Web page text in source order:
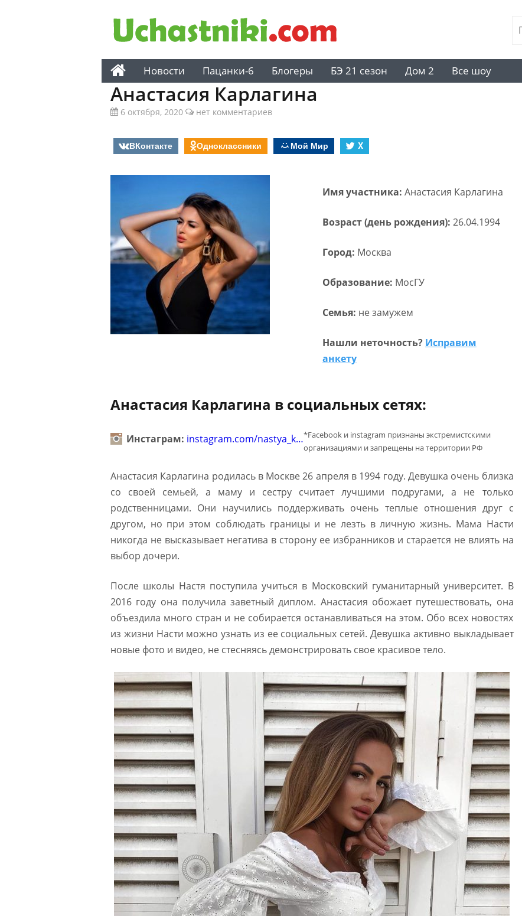
Новости Пацанки-6 Блогеры БЭ 21 сезон Дом 2 Все шоу
Анастасия Карлагина
6 октября, 2020 нет комментариев
ВКонтакте Одноклассники Мой Мир X
Имя участника: Анастасия Карлагина
Возраст (день рождения): 26.04.1994
Город: Москва
Образование: МосГУ
Семья: не замужем
Нашли неточность? Исправим
анкету
Анастасия Карлагина в социальных сетях:
Инстаграм: instagram.com/nastya_k…*Facebook и instagram признаны экстремистскими
организациями и запрещены на территории РФ
Анастасия Карлагина родилась в Москве 26 апреля в 1994 году. Девушка очень близка
со своей семьей, а маму и сестру считает лучшими подругами, а не только
родственницами. Они научились поддерживать очень теплые отношения друг с
другом, но при этом соблюдать границы и не лезть в личную жизнь. Мама Насти
никогда не высказывает негатива в сторону ее избранников и старается не влиять на
выбор дочери.
После школы Настя поступила учиться в Московский гуманитарный университет. В
2016 году она получила заветный диплом. Анастасия обожает путешествовать, она
объездила много стран и не собирается останавливаться на этом. Обо всех новостях
из жизни Насти можно узнать из ее социальных сетей. Девушка активно выкладывает
новые фото и видео, не стесняясь демонстрировать свое красивое тело.